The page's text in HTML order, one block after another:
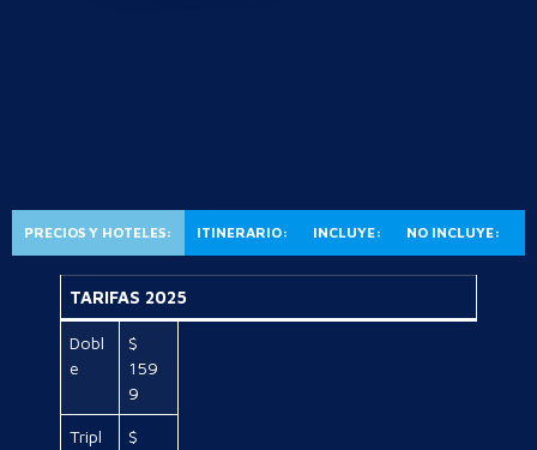
PRECIOS Y HOTELES: ITINERARIO: INCLUYE: NO INCLUYE:
TARIFAS 2025
Dobl
e
$
159
9
Tripl
$